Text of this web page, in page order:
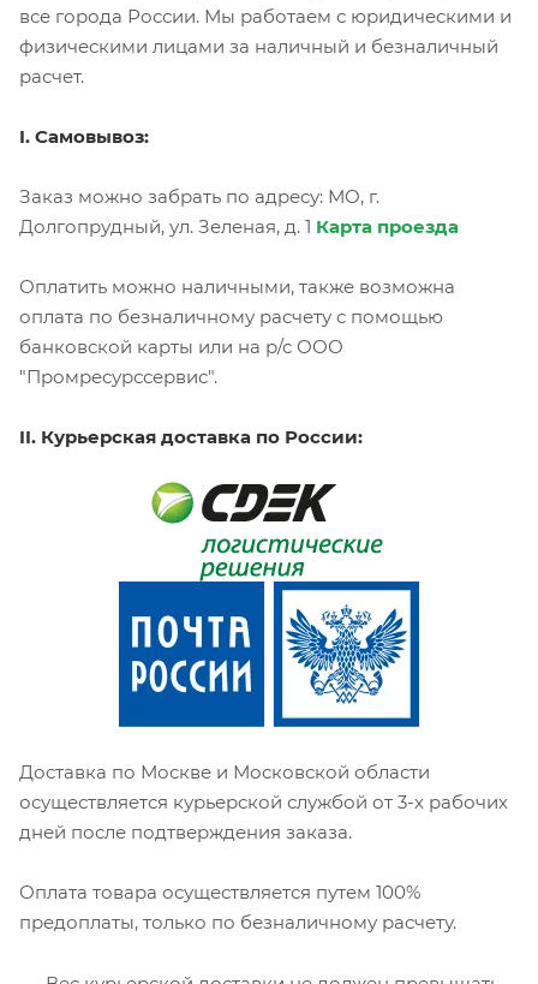
все города России. Мы работаем с юридическими и
физическими лицами за наличный и безналичный
расчет.
I. Самовывоз:
Заказ можно забрать по адресу: МО, г.
Долгопрудный, ул. Зеленая, д. 1 Карта проезда
Оплатить можно наличными, также возможна
оплата по безналичному расчету с помощью
банковской карты или на р/с ООО
"Промресурссервис".
II. Курьерская доставка по России:
Доставка по Москве и Московской области
осуществляется курьерской службой от 3-х рабочих
дней после подтверждения заказа.
Оплата товара осуществляется путем 100%
предоплаты, только по безналичному расчету.